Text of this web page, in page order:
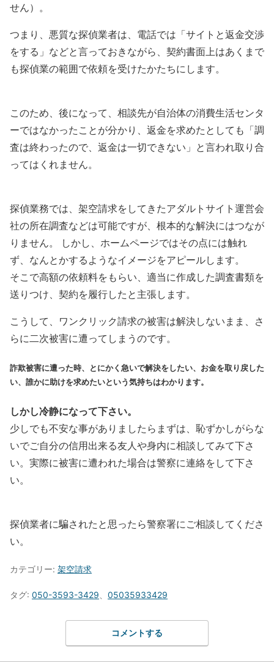
せん）。
つまり、悪質な探偵業者は、電話では「サイトと返金交渉
をする」などと言っておきながら、契約書面上はあくまで
も探偵業の範囲で依頼を受けたかたちにします。
このため、後になって、相談先が自治体の消費生活センタ
ーではなかったことが分かり、返金を求めたとしても「調
査は終わったので、返金は一切できない」と言われ取り合
ってはくれません。
探偵業務では、架空請求をしてきたアダルトサイト運営会
社の所在調査などは可能ですが、根本的な解決にはつなが
りません。 しかし、ホームページではその点には触れ
ず、なんとかするようなイメージをアピールします。
そこで高額の依頼料をもらい、適当に作成した調査書類を
送りつけ、契約を履行したと主張します。
こうして、ワンクリック請求の被害は解決しないまま、さ
らに二次被害に遭ってしまうのです。
詐欺被害に遭った時、とにかく急いで解決をしたい、お金を取り戻した
い、誰かに助けを求めたいという気持ちはわかります。
しかし冷静になって下さい。
少しでも不安な事がありましたらまずは、恥ずかしがらな
いでご自分の信用出来る友人や身内に相談してみて下さ
い。実際に被害に遭われた場合は警察に連絡をして下さ
い。
探偵業者に騙されたと思ったら警察署にご相談してくださ
い。
カテゴリー: 架空請求
タグ: 050-3593-3429 05035933429
コメントする